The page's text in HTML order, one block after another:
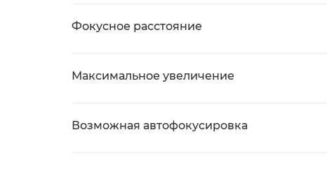
Фокусное расстояние
Максимальное увеличение
Возможная автофокусировка